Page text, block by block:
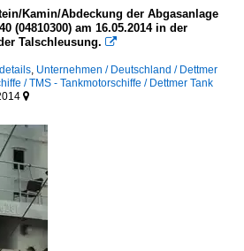
Kamin/Abdeckung der Abgasanlage
(04810300) am 16.05.2014 in der
Talschleusung. 
, Unternehmen / Deutschland / Dettmer
/ TMS - Tankmotorschiffe / Dettmer Tank
